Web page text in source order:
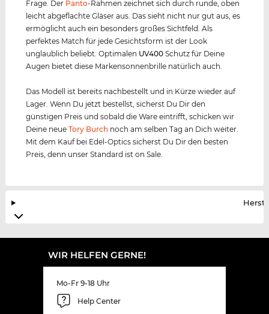
Frage. Der Panto-Rahmen zeichnet sich durch runde, oben
leicht abgeflachte Gläser aus. Das sieht nicht nur gut aus, es
ermöglicht auch ein besonders großes Sichtfeld. Als
perfektes Match für jede Gesichtsform ist der Look
unglaublich beliebt. Optimalen UV400 Schutz für Deine
Augen bietet diese Markensonnenbrille natürlich auch.
Das Modell ist bereits nachbestellt und in Kürze wieder auf
Lager. Wenn Du jetzt bestellst, sicherst Du Dir den
günstigen Preis und sobald die Ware eintrifft, schicken wir
Deine neueTory Burch noch am selben Tag an Dich weiter.
Mit dem Kauf bei Edel-Optics sicherst Du Dir den besten
Preis, denn unser Standard ist on Sale.
WIR HELFEN GERNE!
Mo-Fr 9-18 Uhr
Help Center